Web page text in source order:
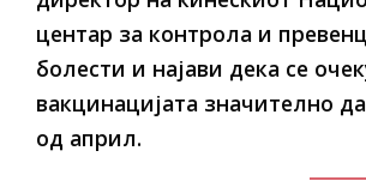
центар за контрола и
болести и најави дека се
вакцинацијата значително
од април.